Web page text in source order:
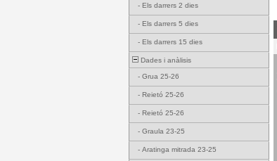
- Els darrers 2 dies
- Els darrers 5 dies
- Els darrers 15 dies
Dades i anàlisis
- Grua 25-26
- Reietó 25-26
- Reietó 25-26
- Graula 23-25
- Aratinga mitrada 23-25